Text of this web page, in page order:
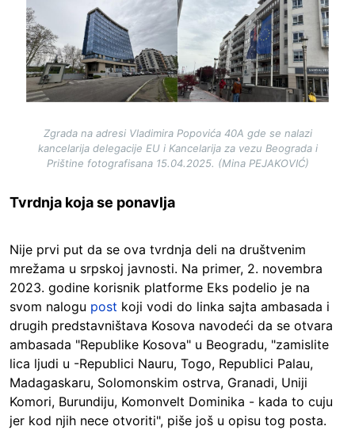
Zgrada na adresi Vladimira Popovića 40A gde se nalazi
kancelarija delegacije EU i Kancelarija za vezu Beograda i
Prištine fotografisana 15.04.2025. (Mina PEJAKOVIĆ)
Tvrdnja koja se ponavlja
Nije prvi put da se ova tvrdnja deli na društvenim
mrežama u srpskoj javnosti. Na primer, 2. novembra
2023. godine korisnik platforme Eks podelio je na
svom nalogu post koji vodi do linka sajta ambasada i
drugih predstavništava Kosova navodeći da se otvara
ambasada "Republike Kosova" u Beogradu, "zamislite
lica ljudi u -Republici Nauru, Togo, Republici Palau,
Madagaskaru, Solomonskim ostrva, Granadi, Uniji
Komori, Burundiju, Komonvelt Dominika - kada to cuju
jer kod njih nece otvoriti", piše još u opisu tog posta.